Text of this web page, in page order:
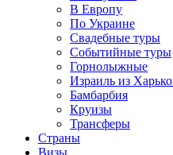
В Европу
По Украине
Свадебные туры
Событийные туры
Горнолыжные
Израиль из
Бамбарбия
Круизы
Трансферы
Страны
Визы